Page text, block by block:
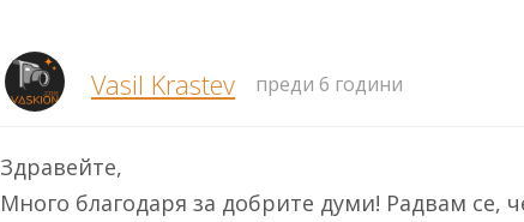
Vasil Krastev преди 6 години
Здравейте,
Много благодаря за добрите думи! Радвам се,